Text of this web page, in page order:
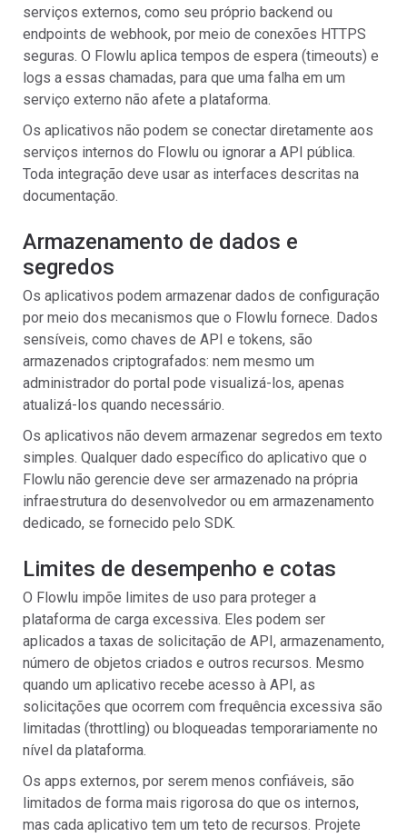
serviços externos, como seu próprio backend ou
endpoints de webhook, por meio de conexões HTTPS
seguras. O Flowlu aplica tempos de espera (timeouts) e
logs a essas chamadas, para que uma falha em um
serviço externo não afete a plataforma.
Os aplicativos não podem se conectar diretamente aos
serviços internos do Flowlu ou ignorar a API pública.
Toda integração deve usar as interfaces descritas na
documentação.
Armazenamento de dados e
segredos
Os aplicativos podem armazenar dados de configuração
por meio dos mecanismos que o Flowlu fornece. Dados
sensíveis, como chaves de API e tokens, são
armazenados criptografados: nem mesmo um
administrador do portal pode visualizá-los, apenas
atualizá-los quando necessário.
Os aplicativos não devem armazenar segredos em texto
simples. Qualquer dado específico do aplicativo que o
Flowlu não gerencie deve ser armazenado na própria
infraestrutura do desenvolvedor ou em armazenamento
dedicado, se fornecido pelo SDK.
Limites de desempenho e cotas
O Flowlu impõe limites de uso para proteger a
plataforma de carga excessiva. Eles podem ser
aplicados a taxas de solicitação de API, armazenamento,
número de objetos criados e outros recursos. Mesmo
quando um aplicativo recebe acesso à API, as
solicitações que ocorrem com frequência excessiva são
limitadas (throttling) ou bloqueadas temporariamente no
nível da plataforma.
Os apps externos, por serem menos confiáveis, são
limitados de forma mais rigorosa do que os internos,
mas cada aplicativo tem um teto de recursos. Projete